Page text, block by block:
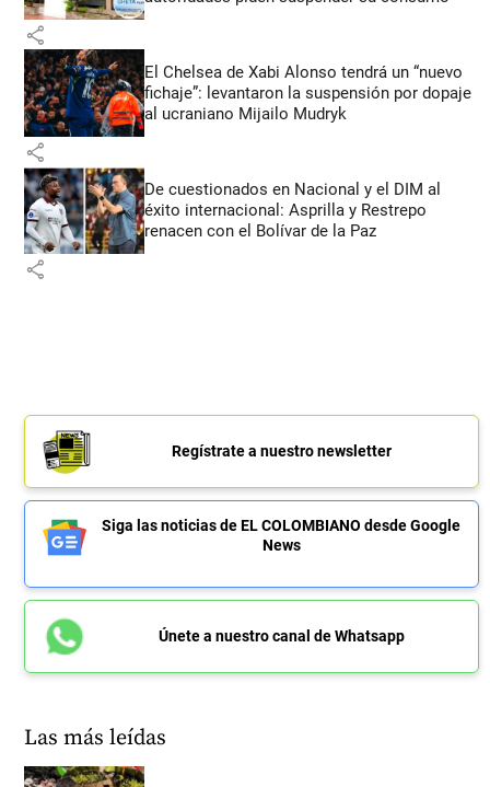
share
El Chelsea de Xabi Alonso tendrá un “nuevo
fichaje”: levantaron la suspensión por dopaje
al ucraniano Mijailo Mudryk
share
De cuestionados en Nacional y el DIM al
éxito internacional: Asprilla y Restrepo
renacen con el Bolívar de la Paz
share
Regístrate a nuestro newsletter
Siga las noticias de EL COLOMBIANO desde Google
News
Únete a nuestro canal de Whatsapp
Las más leídas